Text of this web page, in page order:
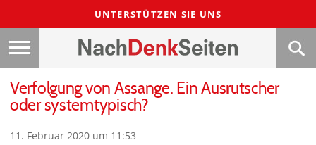
UNTERSTÜTZEN SIE UNS
Verfolgung von Assange. Ein Ausrutscher
oder systemtypisch?
11. Februar 2020 um 11:53